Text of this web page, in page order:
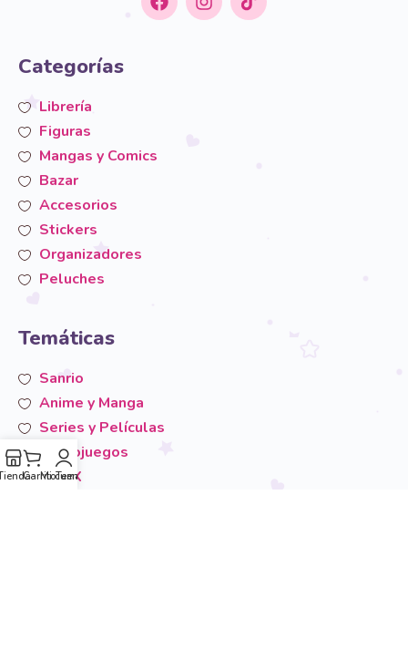
Categorías
Librería
Figuras
Mangas y Comics
Bazar
Accesorios
Stickers
Organizadores
Peluches
Temáticas
Sanrio
Anime y Manga
Series y Películas
Videojuegos
San-X
CarritoMi cuenta
Temáticas